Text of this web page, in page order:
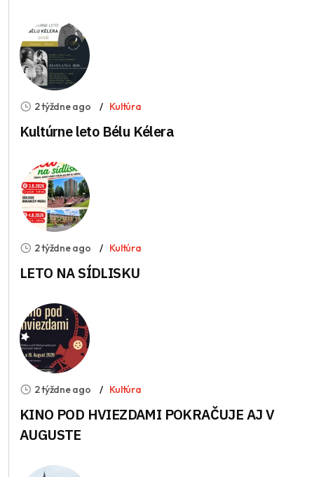
2 týždne ago Kultúra
Kultúrne leto Bélu Kélera
2 týždne ago Kultúra
LETO NA SÍDLISKU
2 týždne ago Kultúra
KINO POD HVIEZDAMI POKRAČUJE AJ V
AUGUSTE